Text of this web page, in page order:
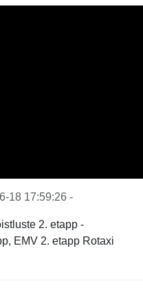
18 17:59:26 -
2. etapp -
EMV 2. etapp Rotaxi